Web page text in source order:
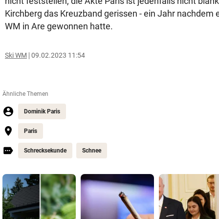
Kirchberg das Kreuzband gerissen - ein Jahr nachdem
WM in Are gewonnen hatte.
Ski WM 09.02.2023 11:54
Ähnliche Themen
Dominik Paris
Paris
Schrecksekunde Schnee